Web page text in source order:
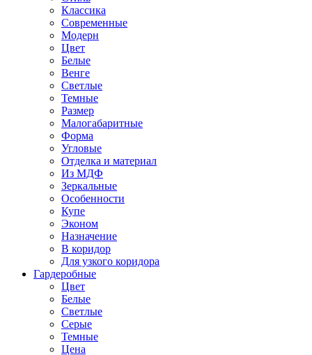
Классика
Современные
Модерн
Цвет
Белые
Венге
Светлые
Темные
Размер
Малогабаритные
Форма
Угловые
Отделка и материал
Из МДФ
Зеркальные
Особенности
Купе
Эконом
Назначение
В коридор
Для узкого коридора
Гардеробные
Цвет
Белые
Светлые
Серые
Темные
Цена